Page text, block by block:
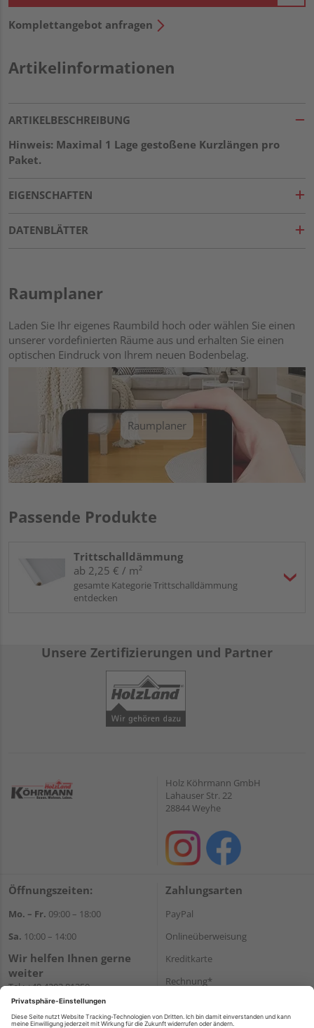
Komplettangebot anfragen
Artikelinformationen
ARTIKELBESCHREIBUNG
Hinweis: Maximal 1 Lage gestoßene Kurzlängen pro
Paket.
EIGENSCHAFTEN
DATENBLÄTTER
Raumplaner
Laden Sie Ihr eigenes Raumbild hoch oder wählen Sie einen
unserer vordefinierten Räume aus und erhalten Sie einen
optischen Eindruck von Ihrem neuen Bodenbelag.
Raumplaner
Passende Produkte
Trittschalldämmung
ab 2,25 € / m²
gesamte Kategorie Trittschalldämmung
entdecken
Unsere Zertifizierungen und Partner
Holz Köhrmann GmbH
Lahauser Str. 22
28844 Weyhe
Öffnungszeiten:
Mo. – Fr. 09:00 – 18:00
Sa. 10:00 – 14:00
Wir helfen Ihnen gerne
weiter
Tel.:+49 4203 81350
E-Mail:shop@holz-
koehrmann.de
Zahlungsarten
PayPal
Onlineüberweisung
Kreditkarte
Rechnung*